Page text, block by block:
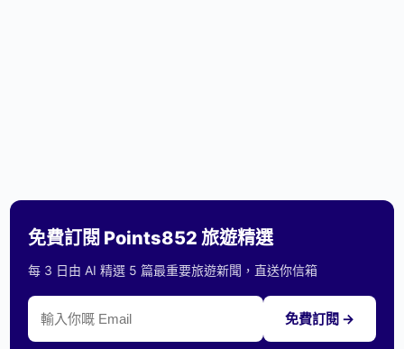
免費訂閱 Points852 旅遊精選
每 3 日由 AI 精選 5 篇最重要旅遊新聞，直送你信箱
免費訂閱 →